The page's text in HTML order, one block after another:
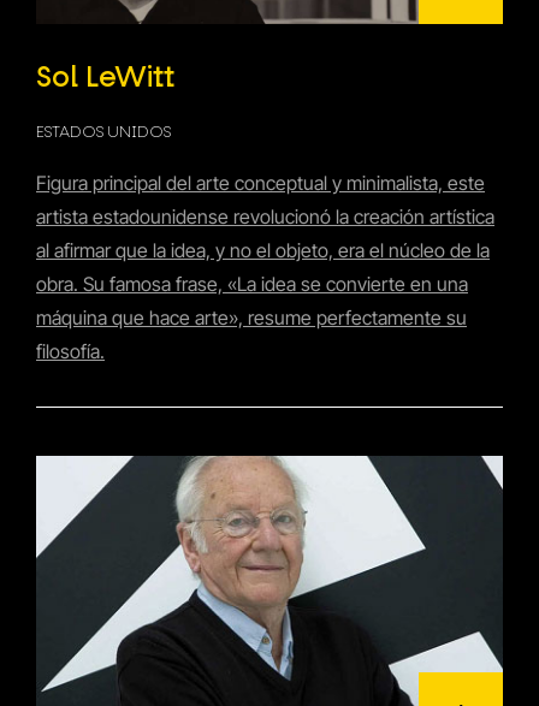
Sol LeWitt
ESTADOS UNIDOS
Figura principal del arte conceptual y minimalista, este
artista estadounidense revolucionó la creación artística
al afirmar que la idea, y no el objeto, era el núcleo de la
obra. Su famosa frase, «La idea se convierte en una
máquina que hace arte», resume perfectamente su
filosofía.